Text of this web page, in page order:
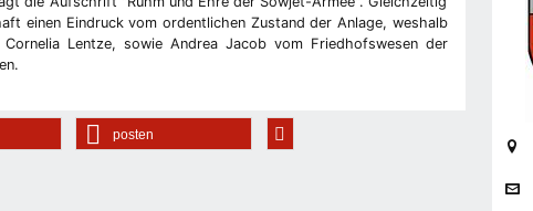
einen Eindruck vom ordentlichen Zustand der Anlage, weshalb
Lentze, sowie Andrea Jacob vom Friedhofswesen der
posten